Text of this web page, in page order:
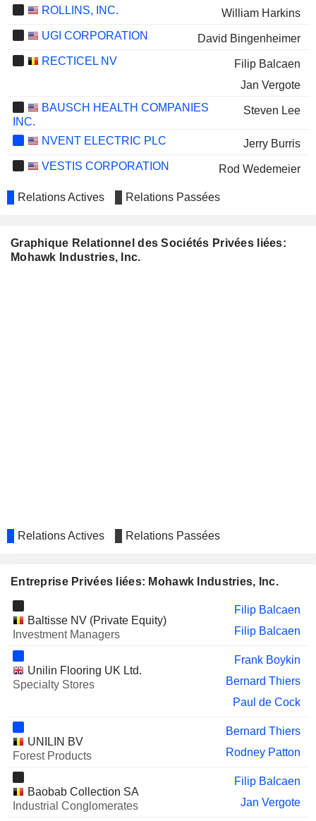
ROLLINS, INC.
William Harkins
UGI CORPORATION
David Bingenheimer
RECTICEL NV
Filip Balcaen
Jan Vergote
BAUSCH HEALTH COMPANIES
INC.
Steven Lee
NVENT ELECTRIC PLC
Jerry Burris
VESTIS CORPORATION
Rod Wedemeier
Relations Actives Relations Passées
Graphique Relationnel des Sociétés Privées liées:
Mohawk Industries, Inc.
Relations Actives Relations Passées
Entreprise Privées liées: Mohawk Industries, Inc.
Baltisse NV (Private Equity)
Investment Managers
Filip Balcaen
Filip Balcaen
Unilin Flooring UK Ltd.
Specialty Stores
Frank Boykin
Bernard Thiers
Paul de Cock
UNILIN BV
Forest Products
Bernard Thiers
Rodney Patton
Baobab Collection SA
Industrial Conglomerates
Filip Balcaen
Jan Vergote